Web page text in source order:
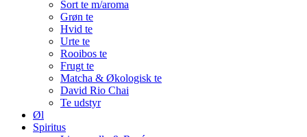
Sort te m/aroma
Grøn te
Hvid te
Urte te
Rooibos te
Frugt te
Matcha & Økologisk te
David Rio Chai
Te udstyr
Øl
Spiritus